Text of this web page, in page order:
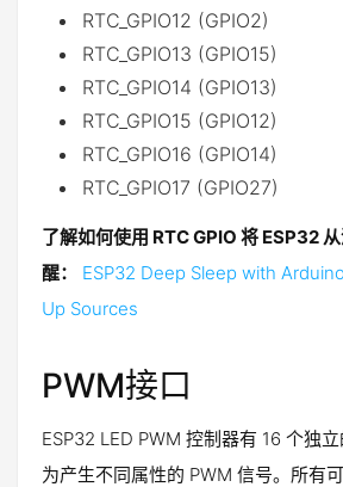
RTC_GPIO12 (GPIO2)
RTC_GPIO13 (GPIO15)
RTC_GPIO14 (GPIO13)
RTC_GPIO15 (GPIO12)
RTC_GPIO16 (GPIO14)
RTC_GPIO17 (GPIO27)
了解如何使用 RTC GPIO 将 ESP32
醒：
ESP32 Deep Sleep with
Up Sources
PWM接口
ESP32 LED PWM 控制器有 16 个独
为产生不同属性的 PWM 信号。所有